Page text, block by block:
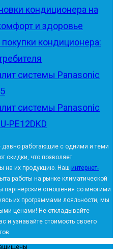
кондиционера на
и здоровье
кондиционера:
системы Panasonic
системы Panasonic
PE12DKD
давно работающие с одними и теми
скидки, что позволяет
на их продукцию. Наш интернет-
работы на рынке климатической
отношения со многими
их программами лояльности, мы
ценами! Не откладывайте
и узнавайте стоимость своего